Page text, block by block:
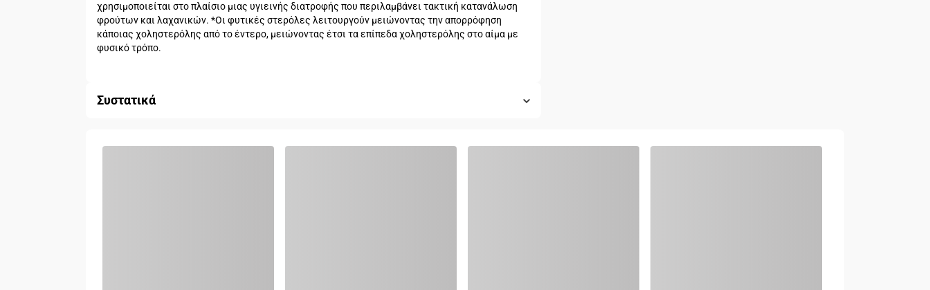
χρησιμοποιείται στο πλαίσιο μιας υγιεινής διατροφής που περιλαμβάνει τακτική κατανάλωση
φρούτων και λαχανικών. *Οι φυτικές στερόλες λειτουργούν μειώνοντας την απορρόφηση
κάποιας χοληστερόλης από το έντερο, μειώνοντας έτσι τα επίπεδα χοληστερόλης στο αίμα με
φυσικό τρόπο.
Συστατικά